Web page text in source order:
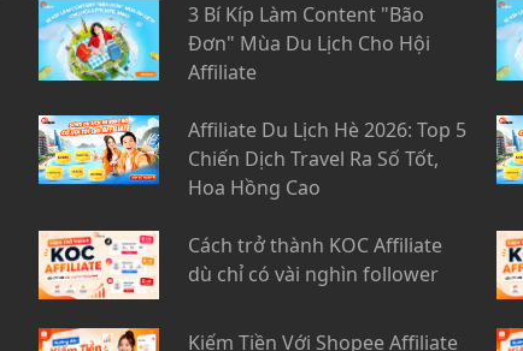
3 Bí Kíp Làm Content "Bão
Đơn" Mùa Du Lịch Cho Hội
Affiliate
Affiliate Du Lịch Hè 2026: Top 5
Chiến Dịch Travel Ra Số Tốt,
Hoa Hồng Cao
Cách trở thành KOC Affiliate
dù chỉ có vài nghìn follower
Kiếm Tiền Với Shopee Affiliate